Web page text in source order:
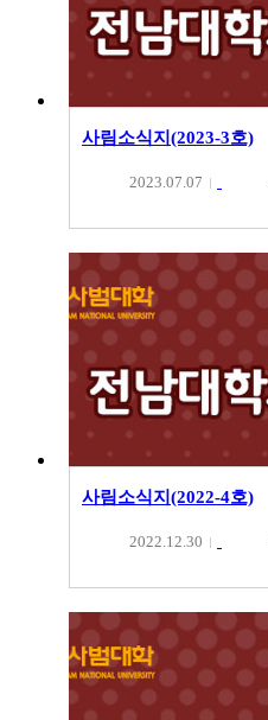
사림소식지(2023-3호)
2023.07.07
사림소식지(2022-4호)
2022.12.30